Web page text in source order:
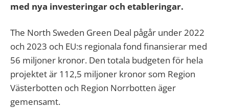
med nya investeringar och etableringar.
The North Sweden Green Deal pågår under 2022
och 2023 och EU:s regionala fond finansierar med
56 miljoner kronor. Den totala budgeten för hela
projektet är 112,5 miljoner kronor som Region
Västerbotten och Region Norrbotten äger
gemensamt.